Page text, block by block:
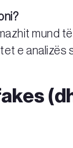
mund
e analizës